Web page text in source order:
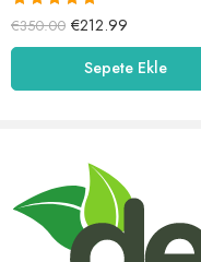
5 üzerinden
5.01oy aldı
€350.00 €212.99
Sepete Ekle